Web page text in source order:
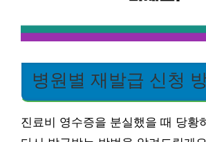
병원별 재발급 신청
진료비 영수증을 분실했을 때 당황